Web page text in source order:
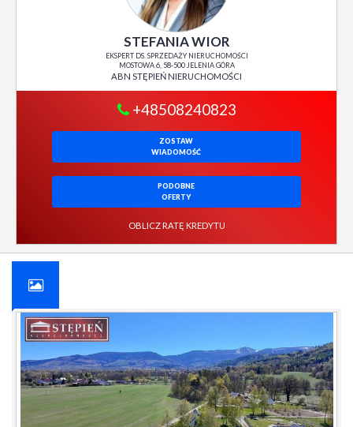
STEFANIA WIOR
EKSPERT DS. SPRZEDAŻY NIERUCHOMOŚCI
MOSTOWA 6, 58-500 JELENIA GÓRA
ABN STĘPIEŃ NIERUCHOMOŚCI
+48508240823
ZOSTAW
WIADOMOŚĆ
PODOBNE
OFERTY
OBLICZ RATĘ KREDYTU